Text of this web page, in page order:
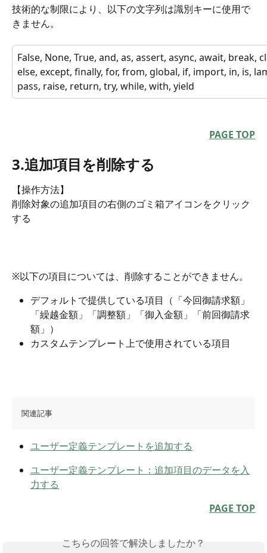
技術的な制限により、以下の文字列は識別キーに使用で
きません。
False, None, True, and, as, assert, async, await, break,
else, except, finally, for, from, global, if, import, in, is,
pass, raise, return, try, while, with, yield
PAGE TOP
3.追加項目を削除する
【操作方法】
削除対象の追加項目の右側のゴミ箱アイコンをクリック
する
※以下の項目については、削除することができません。
デフォルトで提供している項目（「今回御請求額」
「繰越金額」「調整額」「御入金額」「前回御請求
額」）
カスタムテンプレート上で使用されている項目
関連記事
ユーザー定義テンプレートを追加する
ユーザー定義テンプレート：追加項目のデータを入
力する
PAGE TOP
こちらの回答で解決しましたか？